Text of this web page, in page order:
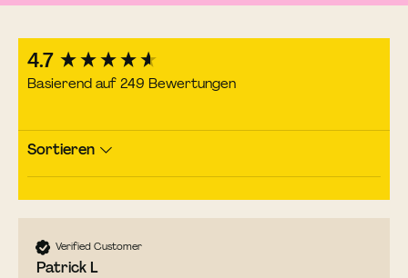
4.7
Basierend auf 249 Bewertungen
Sortieren
Verified Customer
Patrick L